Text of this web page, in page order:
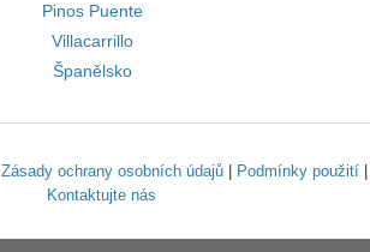
Pinos Puente
Villacarrillo
Španělsko
Zásady ochrany osobních údajů| Podmínky použití|
Kontaktujte nás